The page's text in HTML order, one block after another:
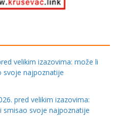
velikim izazovima: može li
svoje najpoznatije
pred velikim izazovima:
smisao svoje najpoznatije